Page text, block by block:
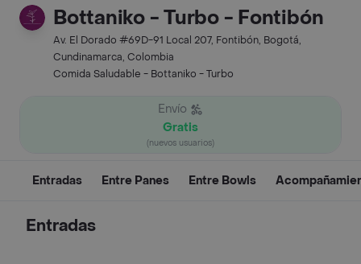
Bottaniko - Turbo - Fontibón
Av. El Dorado #69D-91 Local 207, Fontibón, Bogotá,
Cundinamarca, Colombia
Comida Saludable - Bottaniko - Turbo
Envío
Gratis
(nuevos usuarios)
Entradas Entre Panes Entre Bowls
Entradas